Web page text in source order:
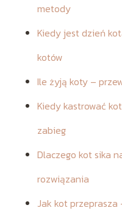
metody
Kiedy jest dzień
kotów
Ile żyją koty –
Kiedy kastrować
zabieg
Dlaczego kot sika
rozwiązania
Jak kot przeprasza